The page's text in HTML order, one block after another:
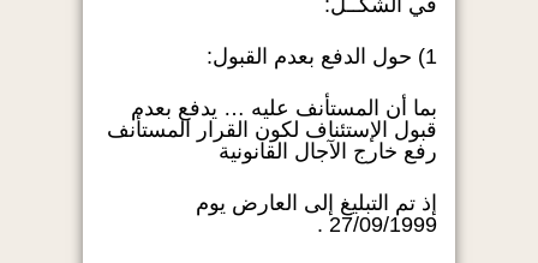
في الشكــل:
1) حول الدفع بعدم القبول:
بما أن المستأنف عليه … يدفع بعدم
قبول الإستئناف لكون القرار المستأنف
رفع خارج الآجال القانونية
إذ تم التبليغ إلى العارض يوم
27/09/1999 .